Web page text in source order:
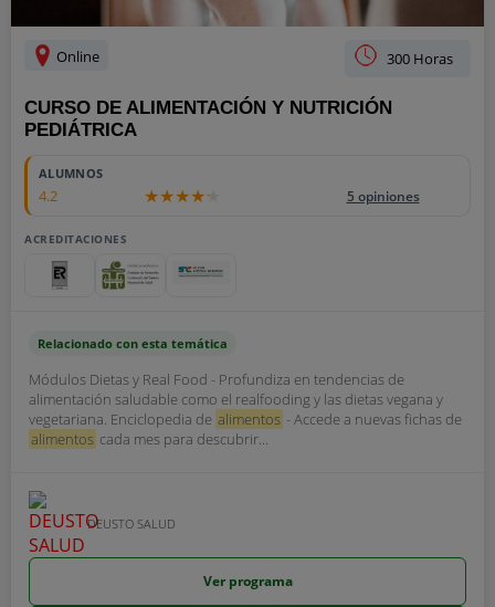
Online 300 Horas
CURSO DE ALIMENTACIÓN Y NUTRICIÓN
PEDIÁTRICA
ALUMNOS
4.2 5 opiniones
ACREDITACIONES
Relacionado con esta temática
Módulos Dietas y Real Food - Profundiza en tendencias de
alimentación saludable como el realfooding y las dietas vegana y
vegetariana. Enciclopedia de alimentos - Accede a nuevas fichas de
alimentos cada mes para descubrir...
DEUSTO SALUD
Ver programa